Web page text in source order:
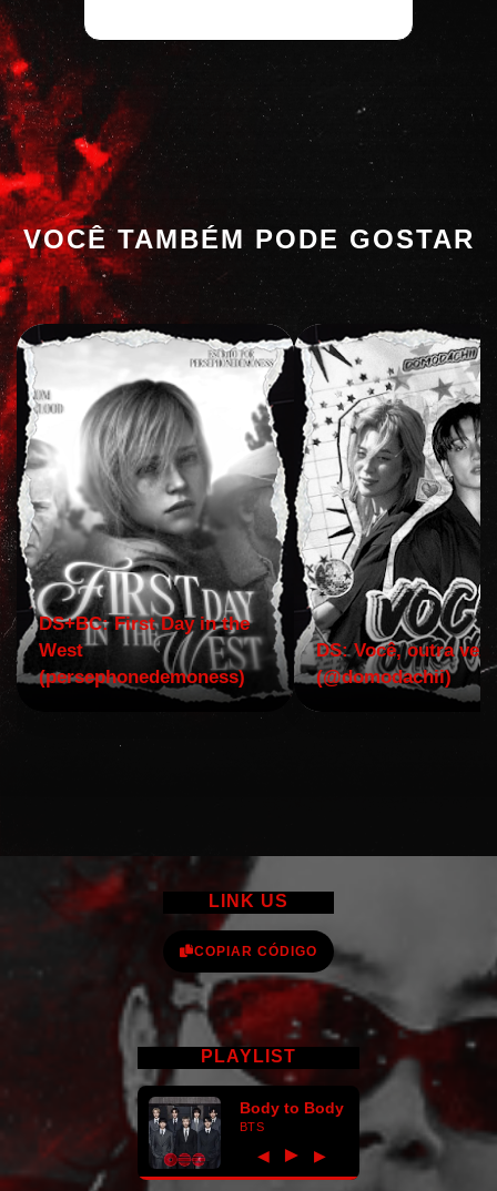
VOCÊ TAMBÉM PODE GOSTAR
DS+BC: First Day in the
West
(persephonedemoness)
DS: Você, outra vez!
(@domodachii)
LINK US
COPIAR CÓDIGO
PLAYLIST
Body to Body
BTS
◀ ► ▶